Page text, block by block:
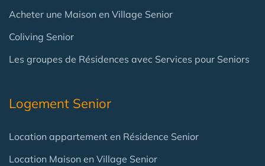
Acheter une Maison en Village Senior
Coliving Senior
Les groupes de Résidences avec Services pour Seniors
Logement Senior
Location appartement en Résidence Senior
Location Maison en Village Senior